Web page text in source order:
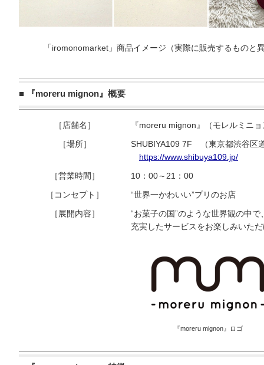
「iromonomarket」商品イメージ（実際に販売するものと
■ 『moreru mignon』概要
［店舗名］
［場所］
［営業時間］
［コンセプト］
［展開内容］
『moreru mignon』（モレルミニ
SHUBIYA109 7F （東京都渋谷区
https://www.shibuya109.jp/
10：00～21：00
“世界一かわいい”プリのお店
“お菓子の国”のような世界観の中
充実したサービスをお楽しみいた
『moreru mignon』ロゴ